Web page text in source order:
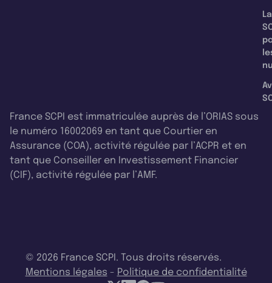
La
France SCPI est immatriculée auprès de l’ORIAS sous
le numéro 16002069 en tant que Courtier en
Assurance (COA), activité régulée par l’ACPR et en
tant que Conseiller en Investissement Financier
(CIF), activité régulée par l’AMF.
© 2026 France SCPI. Tous droits réservés.
Mentions légales - Politique de confidentialité